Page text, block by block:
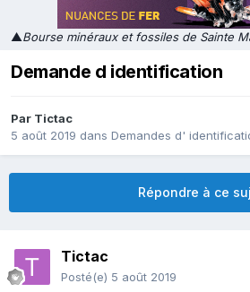
▲Bourse minéraux et fossiles de Sainte
Demande d identification
Par Tictac
5 août 2019 dans Demandes d'
Répondre à ce
Tictac
Posté(e) 5 août 2019